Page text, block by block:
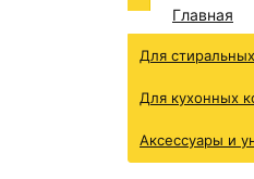
Главная
Для
Для кухонных
Аксессуары и